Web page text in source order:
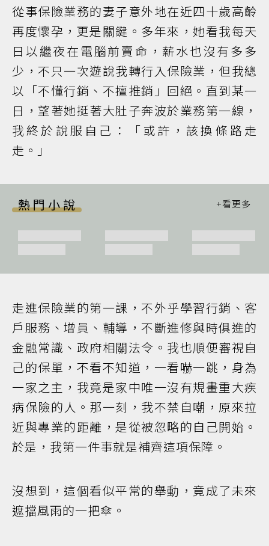
從事保險業務的妻子意外地在近四十歲高齡
再度懷孕，更是關鍵。多年來，她看我每天
日以繼夜在電腦前賣命，薪水也沒有多多
少，不只一次遊說我轉行入保險業，但我總
以「不懂行銷、不擅推銷」回絕。直到某一
日，望著她挺著大肚子奔波於業務第一線，
我終於說服自己：「或許，該換條路走
走。」
熱門小說
走進保險業的第一課，不外乎學習行銷、客
戶服務、增員、輔導，不斷進修與時俱進的
金融常識、政府相關法令。我也順便審視自
己的保單，不看不知道，一看嚇一跳，身為
一家之主，我竟是家中唯一沒有規畫重大疾
病保險的人。那一刻，我不禁自嘲，原來拉
近與專業的距離，是從被忽略的自己開始。
於是，我第一件事就是補齊這項保障。
沒想到，這個看似平常的舉動，竟成了未來
遮擋風雨的一把傘。